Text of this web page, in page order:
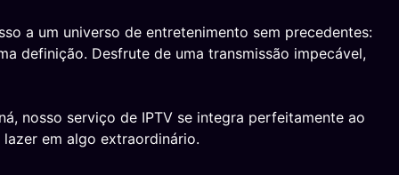
a um universo de entretenimento sem precedentes:
definição. Desfrute de uma transmissão impecável,
nosso serviço de IPTV se integra perfeitamente ao
em algo extraordinário.